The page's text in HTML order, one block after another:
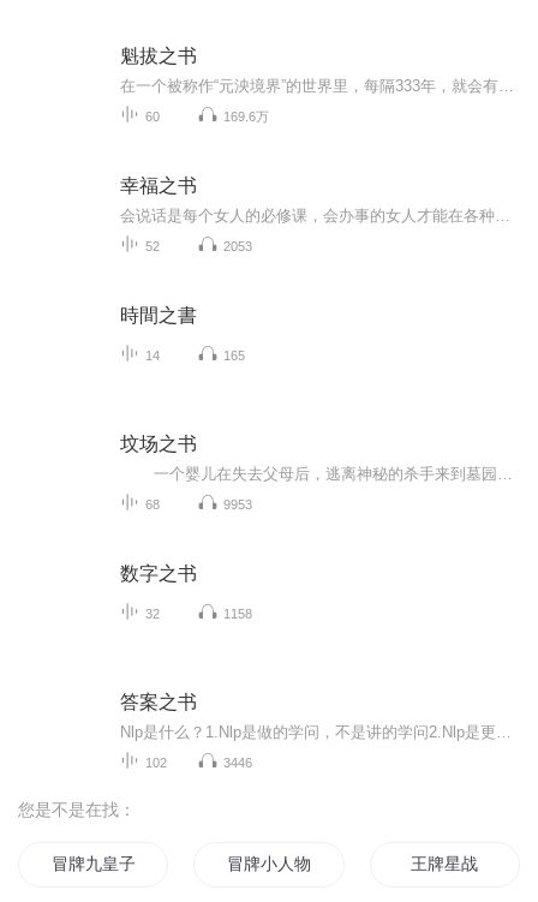
魁拔之书
60 169.6万
幸福之书
52 2053
時間之書
14 165
坟场之书
68 9953
数字之书
32 1158
答案之书
102 3446
您是不是在找：
冒牌九皇子 冒牌小人物 王牌星战